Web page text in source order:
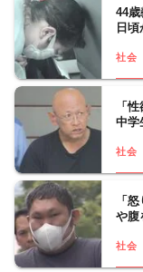
44
日
社会
「
中学
社会
「
や腹
社会